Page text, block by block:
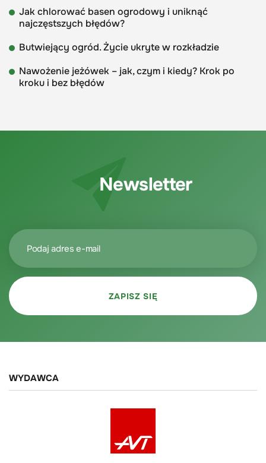
Jak chlorować basen ogrodowy i uniknąć
najczęstszych błędów?
Butwiejący ogród. Życie ukryte w rozkładzie
Nawożenie jeżówek – jak, czym i kiedy? Krok po
kroku i bez błędów
Newsletter
WYDAWCA